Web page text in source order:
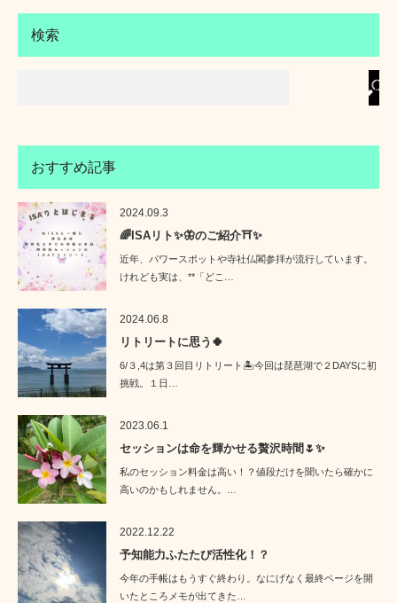
検索
おすすめ記事
2024.09.3
🌈ISAリト✨🦋のご紹介⛩️✨
近年、パワースポットや寺社仏閣参拝が流行しています。
けれども実は、**「どこ…
2024.06.8
リトリートに思う🍀
6/３,4は第３回目リトリート🏝️今回は琵琶湖で２DAYSに初
挑戦。１日…
2023.06.1
セッションは命を輝かせる贅沢時間🌷✨
私のセッション料金は高い！？値段だけを聞いたら確かに
高いのかもしれません。…
2022.12.22
予知能力ふたたび活性化！？
今年の手帳はもうすぐ終わり。なにげなく最終ページを開
いたところメモが出てきた…